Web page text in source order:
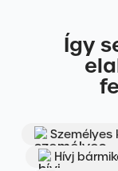
Így
Személyes
Hívj